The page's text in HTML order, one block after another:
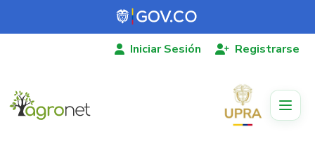
Pasar al contenido principal
Iniciar Sesión Registrarse